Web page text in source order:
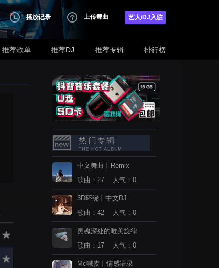
播放记录 上传舞曲 艺人/DJ入驻
推荐歌单 推荐DJ 推荐专辑 排行榜
热门专辑
中文舞曲丨Remix
歌曲：27 人气：0
3D环绕丨中文DJ
歌曲：42 人气：0
灵魂深处的唯美旋律
歌曲：17 人气：0
Mc喊麦丨情感语录